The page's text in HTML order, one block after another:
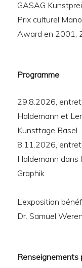
GASAG
Prix culturel
Award en 2001,
Programme
29.8.2026,
Haldemann et
Kunsttage Basel
8.11.2026,
Haldemann
Graphik
L’exposition
Dr. Samuel
Renseignements